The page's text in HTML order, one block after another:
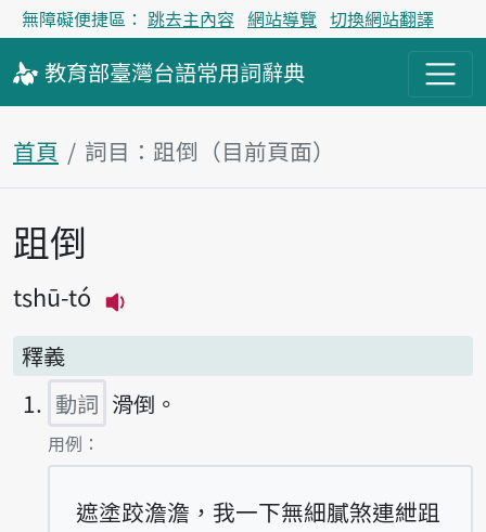
無障礙便捷區： 跳去主內容 網站導覽 切換網站翻譯
教育部臺灣台語常用詞辭典
首頁 詞目：跙倒（目前頁面）
主內容區塊
跙倒
tshū-tó
釋義
動詞 滑倒。
第1項釋義的
用例：
遮塗跤澹澹，我一下無細膩煞連紲跙